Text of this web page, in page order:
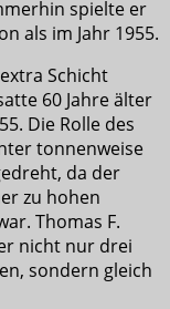
spielte er
als im Jahr 1955.
Schicht
60 Jahre älter
Die Rolle des
tonnenweise
da der
zu hohen
Thomas F.
nicht nur drei
sondern gleich